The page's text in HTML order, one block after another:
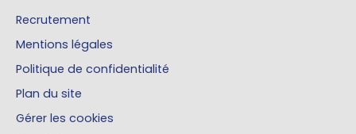
Recrutement
Mentions légales
Politique de confidentialité
Plan du site
Gérer les cookies